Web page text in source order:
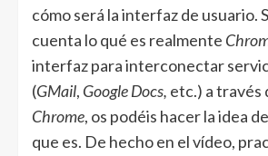
cómo será la interfaz de usuario.
cuenta lo qué es realmente
interfaz para interconectar
(GMail, Google Docs, etc.) a través
Chrome, os podéis hacer la idea
que es. De hecho en el vídeo,